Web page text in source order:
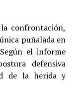
confrontación,
puñalada en
el informe
defensiva
de la herida y